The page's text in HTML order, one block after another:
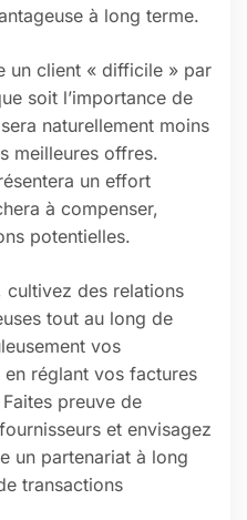
à long terme.
un client « difficile » par
soit l’importance de
naturellement moins
meilleures offres.
un effort
à compenser,
potentielles.
cultivez des relations
tout au long de
vos
réglant vos factures
preuve de
et envisagez
un partenariat à long
transactions